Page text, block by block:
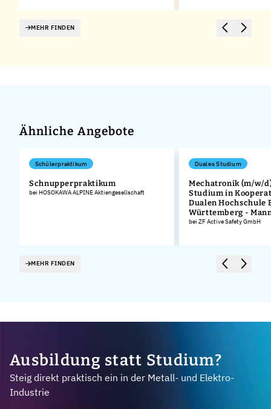
MEHR FINDEN
Ähnliche Angebote
Schülerpraktikum
Schnupperpraktikum
bei HOSOKAWA ALPINE Aktiengesellschaft
Duales Studium
Mechatronik (m/w/
Studium in
Dualen Hochschule
Württemberg -
bei ZF Active Safety GmbH
MEHR FINDEN
Ausbildung statt Studium?
Steig direkt praktisch ein in der Metall- und Elektro-
Industrie